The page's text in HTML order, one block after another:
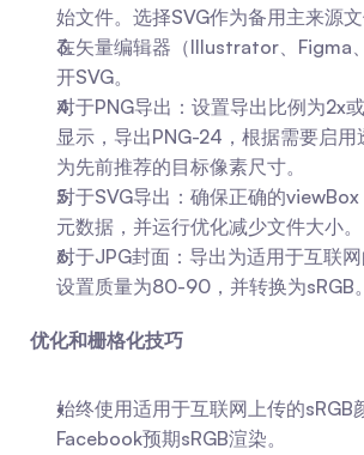
始文件。选择SVG作为备用主来源文
在矢量编辑器（Illustrator、Figma
开SVG。
对于PNG导出：设置导出比例为2x
显示，导出PNG-24，根据需要启
为先前推荐的目标像素尺寸。
对于SVG导出：确保正确的
元数据，并运行优化减少文件大小。
对于JPG封面：导出为适用于互联网
设置质量为80-90，并转换为sRGB。
优化和栅格化技巧
始终使用适用于互联网上传的sRGB
Facebook预期sRGB渲染。